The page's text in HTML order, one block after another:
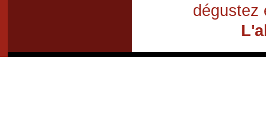
dégustez